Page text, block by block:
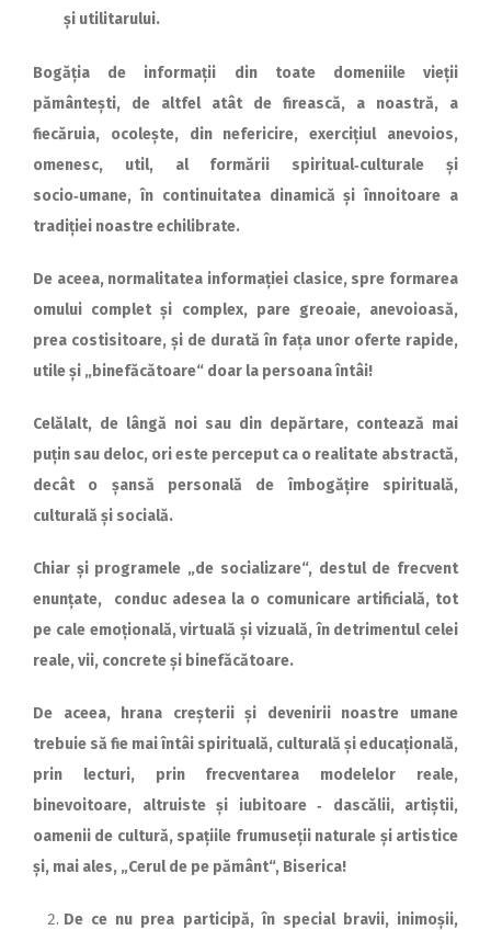
și utilitarului.
Bogăția de informații din toate domeniile vieții
pământești, de altfel atât de firească, a noastră, a
fiecăruia, ocolește, din nefericire, exercițiul anevoios,
omenesc, util, al formării spiritual‑culturale și
socio‑umane, în continuitatea di­namică și înnoitoare a
tradiției noastre echilibrate.
De aceea, normalitatea infor­mației clasice, spre formarea
omului complet și complex, pare greoaie, anevoioasă,
prea costisitoare, și de durată în fața unor oferte rapide,
utile și „binefăcătoare“ doar la persoana întâi!
Celălalt, de lângă noi sau din depărtare, contează mai
puțin sau deloc, ori este perceput ca o realitate abstractă,
decât o șansă personală de îmbogățire spirituală,
culturală și socială.
Chiar și programele „de so­cia­lizare“, destul de frecvent
enun­­țate, conduc adesea la o comunicare artificială, tot
pe cale emoțională, virtuală și vizuală, în detrimentul celei
reale, vii, concrete și binefăcătoare.
De aceea, hrana creșterii și devenirii noastre umane
trebuie să fie mai întâi spirituală, culturală și educațională,
prin lecturi, prin frecventarea modelelor reale,
binevoitoare, altruiste și iubitoare ‑ dascălii, artiștii,
oamenii de cultură, spațiile frumuseții naturale și artistice
și, mai ales, „Cerul de pe pământ“, Biserica!
De ce nu prea participă, în special bravii, inimoșii,